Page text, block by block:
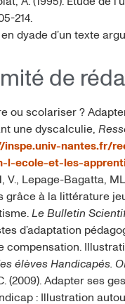
214.
en dyade d’un texte
de
ou scolariser ?
une dyscalculie,
inspe.univ-nantes.fr/
ecole-et-les-
V., Lepage-Bagatta,
à la littérature
Le Bulletin
d’adaptation
élèves Handicapés.
(2009). Adapter ses
: Illustration